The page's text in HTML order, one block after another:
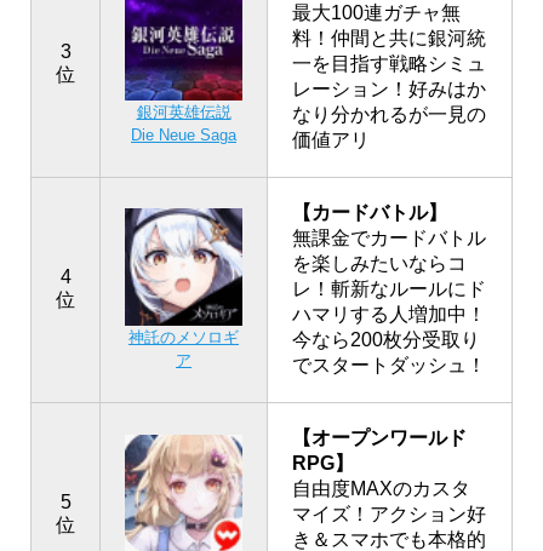
3
位
銀河英雄伝説
Die Neue Saga
最大100連ガチャ無
料！仲間と共に銀河統
一を目指す戦略シミュ
レーション！好みはか
なり分かれるが一見の
価値アリ
4
位
神託のメソロギ
ア
【カードバトル】
無課金でカードバトル
を楽しみたいならコ
レ！斬新なルールにド
ハマリする人増加中！
今なら200枚分受取り
でスタートダッシュ！
5
位
【オープンワールド
RPG】
自由度MAXのカスタ
マイズ！アクション好
き＆スマホでも本格的